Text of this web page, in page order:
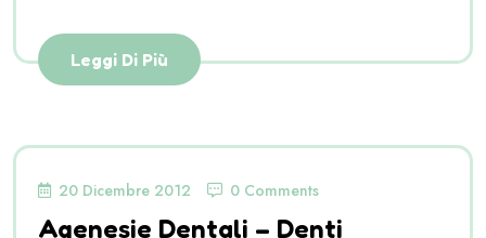
Leggi Di Più
20 Dicembre 2012 0 Comments
Agenesie Dentali – Denti